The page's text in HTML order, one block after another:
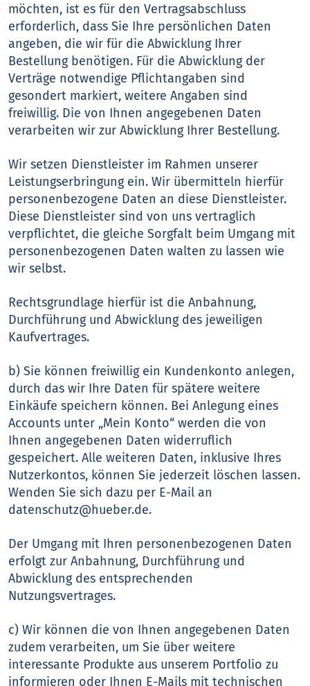
möchten, ist es für den Vertragsabschluss
erforderlich, dass Sie Ihre persönlichen Daten
angeben, die wir für die Abwicklung Ihrer
Bestellung benötigen. Für die Abwicklung der
Verträge notwendige Pflichtangaben sind
gesondert markiert, weitere Angaben sind
freiwillig. Die von Ihnen angegebenen Daten
verarbeiten wir zur Abwicklung Ihrer Bestellung.
Wir setzen Dienstleister im Rahmen unserer
Leistungserbringung ein. Wir übermitteln hierfür
personenbezogene Daten an diese Dienstleister.
Diese Dienstleister sind von uns vertraglich
verpflichtet, die gleiche Sorgfalt beim Umgang mit
personenbezogenen Daten walten zu lassen wie
wir selbst.
Rechtsgrundlage hierfür ist die Anbahnung,
Durchführung und Abwicklung des jeweiligen
Kaufvertrages.
b) Sie können freiwillig ein Kundenkonto anlegen,
durch das wir Ihre Daten für spätere weitere
Einkäufe speichern können. Bei Anlegung eines
Accounts unter „Mein Konto“ werden die von
Ihnen angegebenen Daten widerruflich
gespeichert. Alle weiteren Daten, inklusive Ihres
Nutzerkontos, können Sie jederzeit löschen lassen.
Wenden Sie sich dazu per E-Mail an
datenschutz@hueber.de.
Der Umgang mit Ihren personenbezogenen Daten
erfolgt zur Anbahnung, Durchführung und
Abwicklung des entsprechenden
Nutzungsvertrages.
c) Wir können die von Ihnen angegebenen Daten
zudem verarbeiten, um Sie über weitere
interessante Produkte aus unserem Portfolio zu
informieren oder Ihnen E-Mails mit technischen